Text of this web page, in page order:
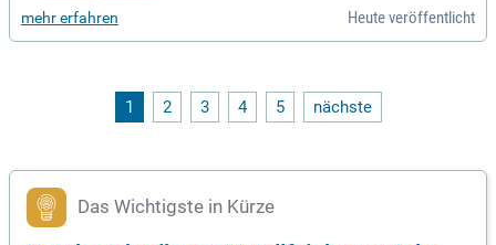
mehr erfahren Heute veröffentlicht
1 2 3 4 5 nächste
Das Wichtigste in Kürze